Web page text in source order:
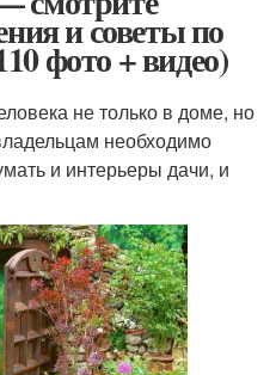
и советы по
фото + видео)
не только в доме, но
необходимо
и интерьеры дачи, и